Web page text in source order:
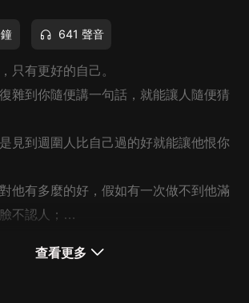
641 聲音
只有更好的自己。
雜到你隨便講一句話，就能讓人隨便猜
見到週圍人比自己過的好就能讓他恨你
他有多麼的好，假如有一次做不到他滿
不認人；
通透越明白，越來越有智慧。
查看更多